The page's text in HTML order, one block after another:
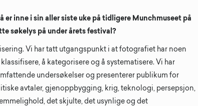
er inne i sin aller siste uke på tidligere Munchmuseet på
søkelys på under årets festival?
Vi har tatt utgangspunkt i at fotografiet har noen
å kategorisere og å systematisere. Vi har
undersøkelser og presenterer publikum for
avtaler, gjenoppbygging, krig, teknologi, persepsjon,
det skjulte, det usynlige og det